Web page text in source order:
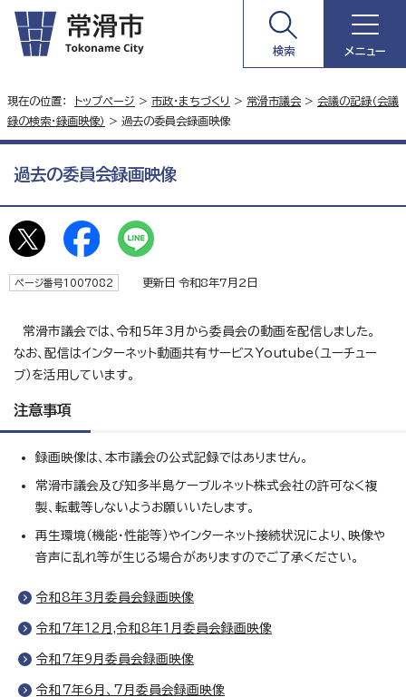
検索 メニュー
現在の位置： トップページ > 市政・まちづくり > 常滑市議会 > 会議の記録（会議
録の検索・録画映像） > 過去の委員会録画映像
過去の委員会録画映像
ページ番号1007082 更新日 令和8年7月2日
常滑市議会では、令和5年3月から委員会の動画を配信しました。
なお、配信はインターネット動画共有サービスYoutube（ユーチュー
ブ）を活用しています。
注意事項
録画映像は、本市議会の公式記録ではありません。
常滑市議会及び知多半島ケーブルネット株式会社の許可なく複
製、転載等しないようお願いいたします。
再生環境（機能・性能等）やインターネット接続状況により、映像や
音声に乱れ等が生じる場合がありますのでご了承ください。
令和8年3月委員会録画映像
令和7年12月,令和8年1月委員会録画映像
令和7年9月委員会録画映像
令和7年6月、7月委員会録画映像